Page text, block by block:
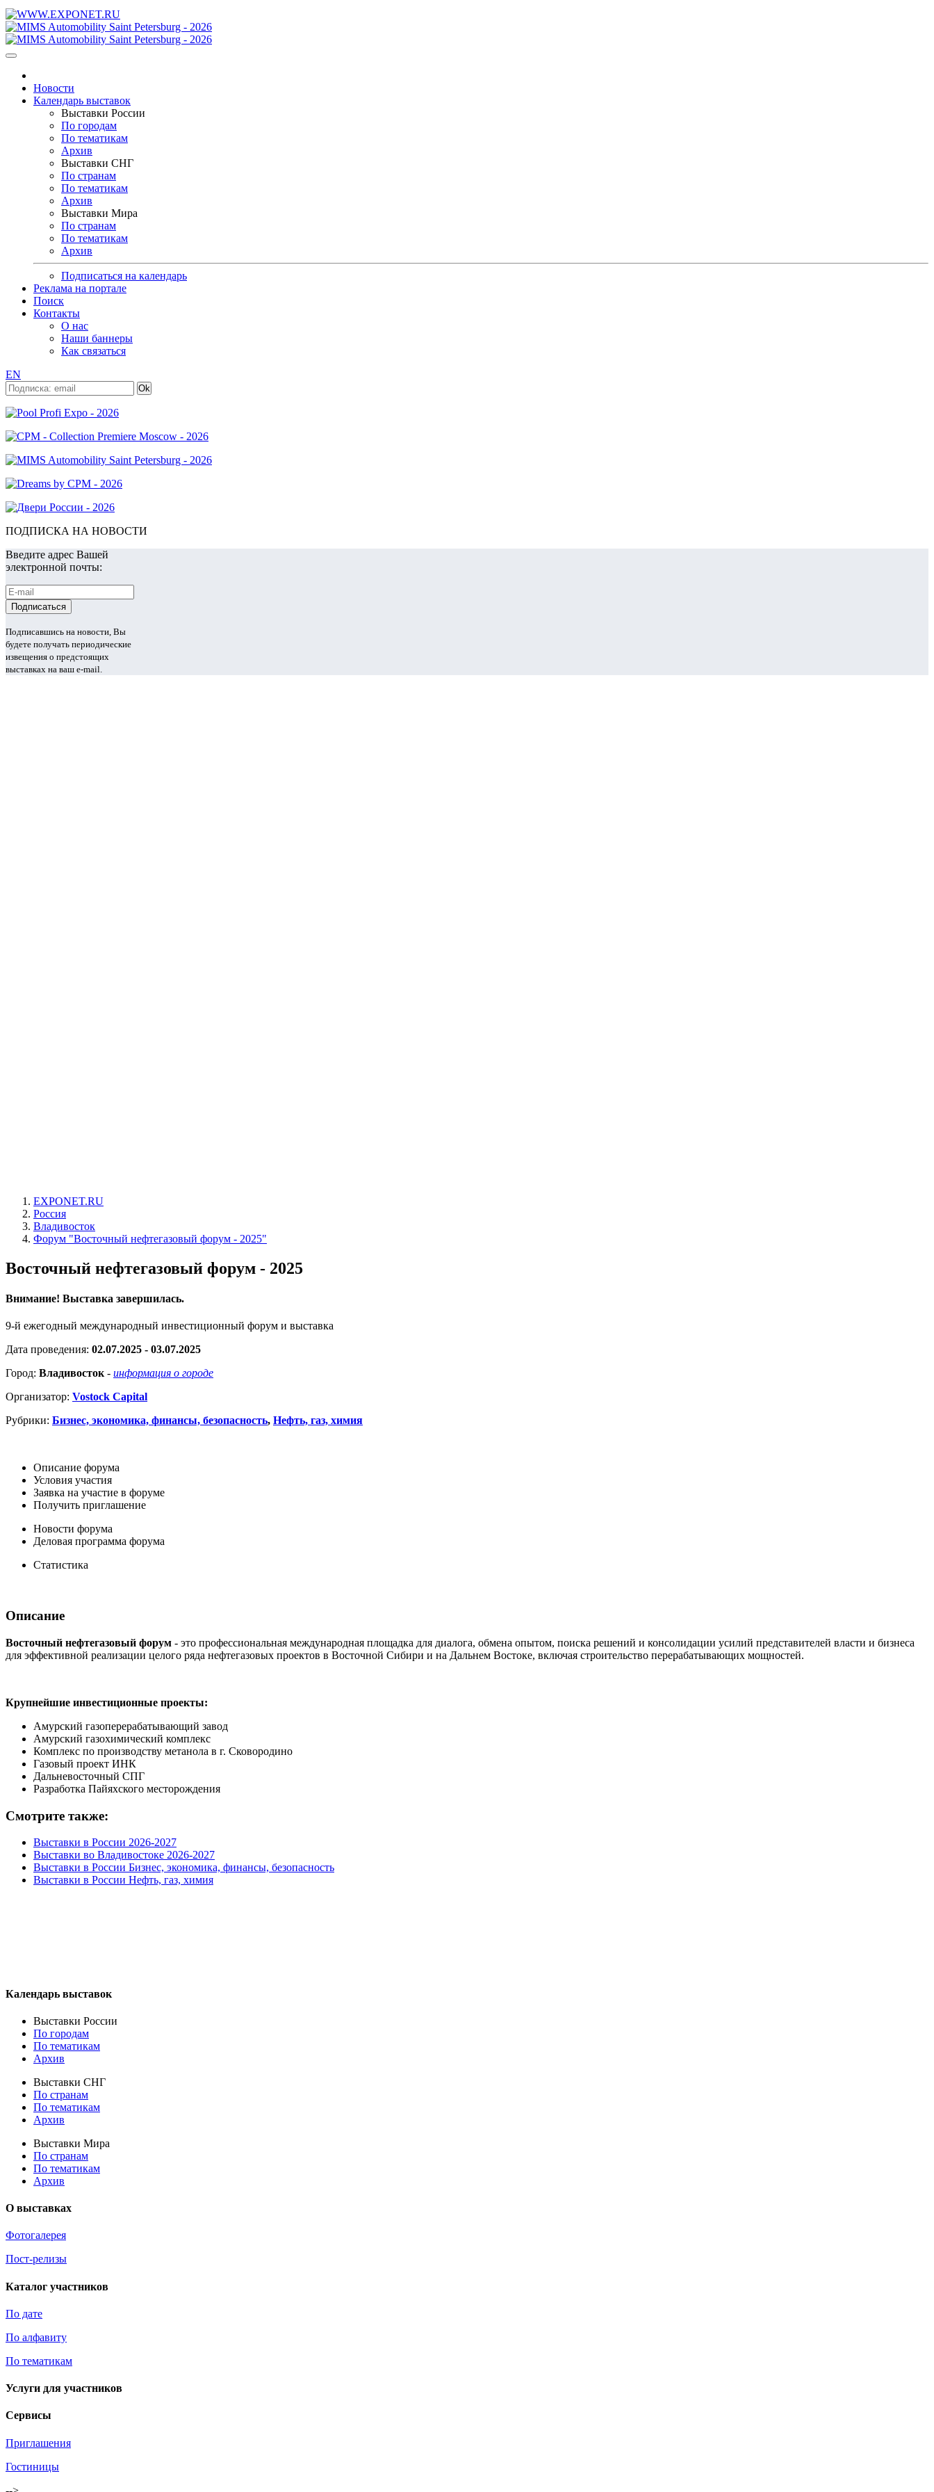
Новости
Календарь выставок
Выставки России
По городам
По тематикам
Архив
Выставки СНГ
По странам
По тематикам
Архив
Выставки Мира
По странам
По тематикам
Архив
Подписаться на календарь
Реклама на портале
Поиск
Контакты
О нас
Наши баннеры
Как связаться
EN
ПОДПИСКА НА НОВОСТИ
Введите адрес Вашей
электронной почты:
Подписавшись на новости, Вы
будете получать периодические
извещения о предстоящих
выставках на ваш e-mail.
EXPONET.RU
Россия
Владивосток
Форум "Восточный нефтегазовый форум - 2025"
Восточный нефтегазовый форум - 2025
Внимание! Выставка завершилась.
9-й ежегодный международный инвестиционный форум и выставка
Дата проведения: 02.07.2025 - 03.07.2025
Город: Владивосток - информация о городе
Организатор: Vostock Capital
Рубрики: Бизнес, экономика, финансы, безопасность, Нефть, газ, химия
Описание форума
Условия участия
Заявка на участие в форуме
Получить приглашение
Новости форума
Деловая программа форума
Статистика
Описание
Восточный нефтегазовый форум - это профессиональная международная площадка для диалога, обмена опытом, поиска решений и консолидации усилий представителей власти и бизнеса
для эффективной реализации целого ряда нефтегазовых проектов в Восточной Сибири и на Дальнем Востоке, включая строительство перерабатывающих мощностей.
Крупнейшие инвестиционные проекты:
Амурский газоперерабатывающий завод
Амурский газохимический комплекс
Комплекс по производству метанола в г. Сковородино
Газовый проект ИНК
Дальневосточный СПГ
Разработка Пайяхского месторождения
Смотрите также:
Выставки в России 2026-2027
Выставки во Владивостоке 2026-2027
Выставки в России Бизнес, экономика, финансы, безопасность
Выставки в России Нефть, газ, химия
Календарь выставок
Выставки России
По городам
По тематикам
Архив
Выставки СНГ
По странам
По тематикам
Архив
Выставки Мира
По странам
По тематикам
Архив
О выставках
Фотогалерея
Пост-релизы
Каталог участников
По дате
По алфавиту
По тематикам
Услуги для участников
Сервисы
Приглашения
Гостиницы